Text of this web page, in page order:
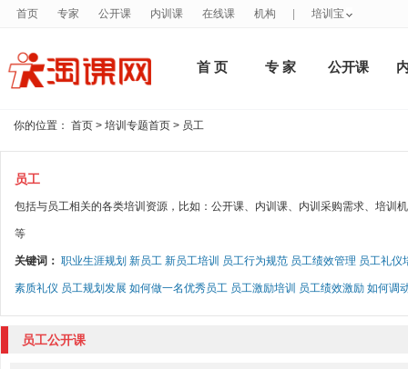
首 页 专 家 公开课
你的位置： 首页 > 培训专题首页 > 员工
员工
包括与员工相关的各类培训资源，比如：公开课、内训课、内训采购需求、培训
等
关键词： 职业生涯规划 新员工 新员工培训 员工行为规范 员工绩效管理 员工礼仪
素质礼仪 员工规划发展 如何做一名优秀员工 员工激励培训 员工绩效激励 如何调
员工公开课
首页 专家 公开课 内训课 在线课 机构 培训宝